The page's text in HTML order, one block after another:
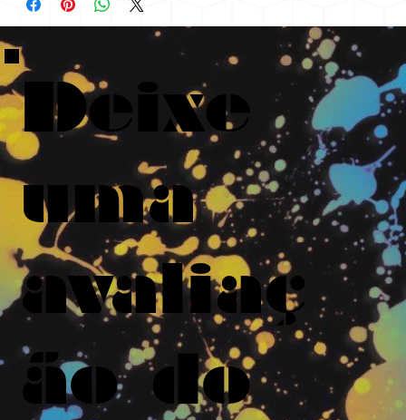
Deixe
uma
avaliaç
ão do